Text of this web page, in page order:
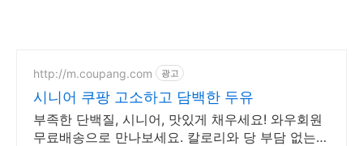
http://m.coupang.com 광고
시니어 쿠팡 고소하고 담백한 두유
부족한 단백질, 시니어, 맛있게 채우세요! 와우회원
무료배송으로 만나보세요. 칼로리와 당 부담 없는